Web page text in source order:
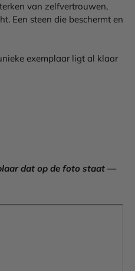
van zelfvertrouwen,
Een steen die beschermt en
exemplaar ligt al klaar
dat op de foto staat —